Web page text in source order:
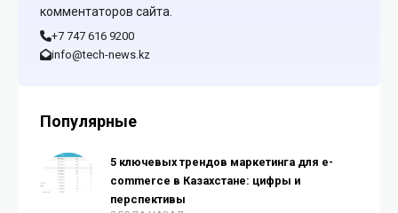
комментаторов сайта.
+7 747 616 9200
info@tech-news.kz
Популярные
5 ключевых трендов маркетинга для e-
commerce в Казахстане: цифры и
перспективы